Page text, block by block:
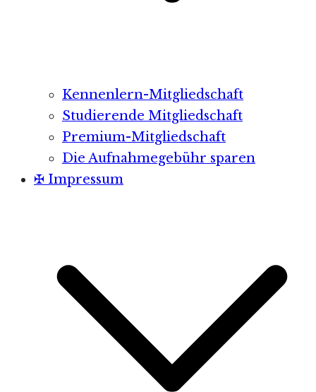
Kennenlern-Mitgliedschaft
Studierende Mitgliedschaft
Premium-Mitgliedschaft
Die Aufnahmegebühr sparen
✠ Impressum